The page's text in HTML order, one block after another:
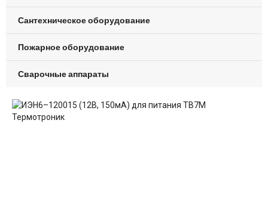
Сантехническое оборудование
Пожарное оборудование
Сварочные аппараты